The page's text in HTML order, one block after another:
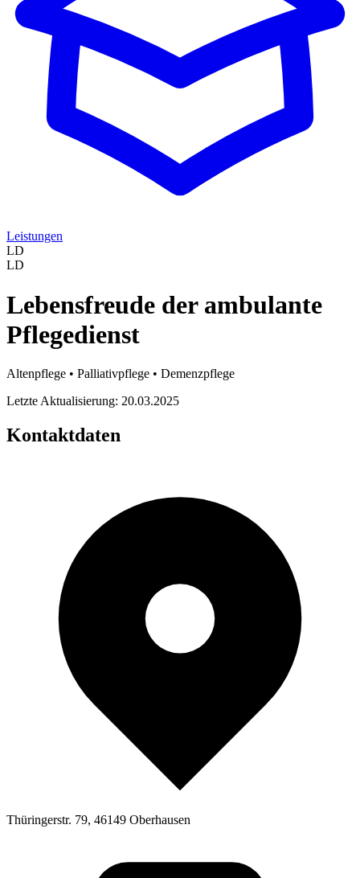
Leistungen
LD
LD
Lebensfreude der ambulante
Pflegedienst
Altenpflege • Palliativpflege • Demenzpflege
Letzte Aktualisierung: 20.03.2025
Kontaktdaten
Thüringerstr. 79, 46149 Oberhausen